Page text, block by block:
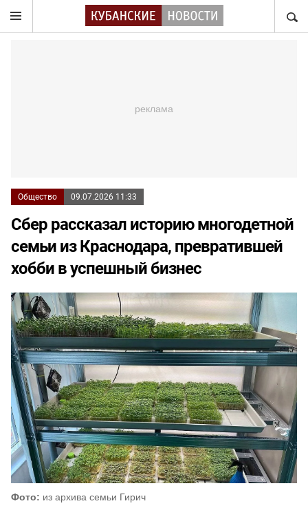
Общество 09.07.2026 11:33
Сбер рассказал историю многодетной
семьи из Краснодара, превратившей
хобби в успешный бизнес
Фото: из архива семьи Гирич